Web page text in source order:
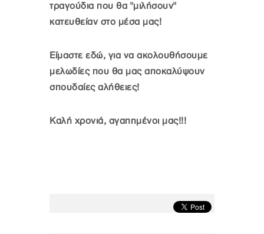
τραγούδια που θα "μιλήσουν"
κατευθείαν στο μέσα μας!
Είμαστε εδώ, για να ακολουθήσουμε
μελωδίες που θα μας αποκαλύψουν
σπουδαίες αλήθειες!
Καλή χρονιά, αγαπημένοι μας!!!